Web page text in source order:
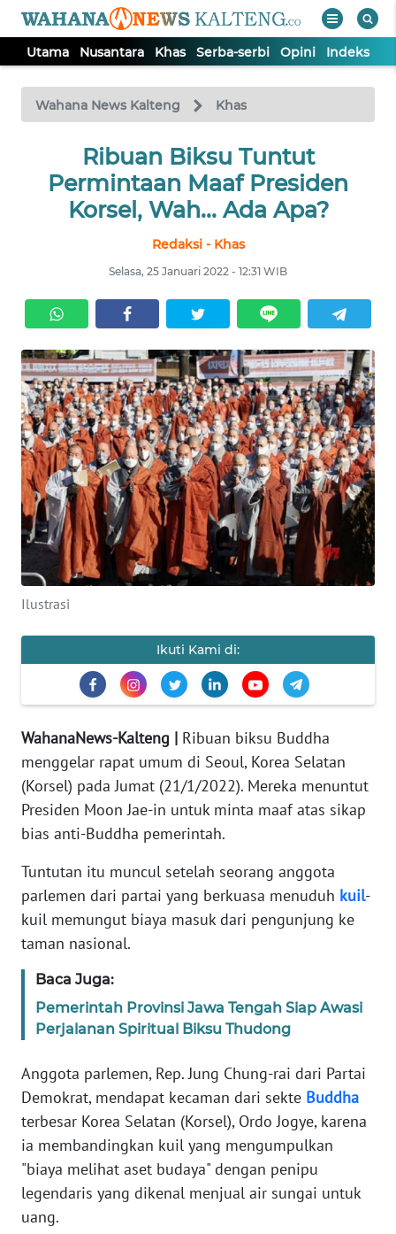
Utama Nusantara Khas Serba-serbi Opini Indeks
Wahana News Kalteng Khas
Ribuan Biksu Tuntut
Permintaan Maaf Presiden
Korsel, Wah... Ada Apa?
Redaksi - Khas
Selasa, 25 Januari 2022 - 12:31 WIB
Ilustrasi
Ikuti Kami di:
WahanaNews-Kalteng | Ribuan biksu Buddha
menggelar rapat umum di Seoul, Korea Selatan
(Korsel) pada Jumat (21/1/2022). Mereka menuntut
Presiden Moon Jae-in untuk minta maaf atas sikap
bias anti-Buddha pemerintah.
Tuntutan itu muncul setelah seorang anggota
parlemen dari partai yang berkuasa menuduh kuil-
kuil memungut biaya masuk dari pengunjung ke
taman nasional.
Baca Juga:
Pemerintah Provinsi Jawa Tengah Siap Awasi
Perjalanan Spiritual Biksu Thudong
Anggota parlemen, Rep. Jung Chung-rai dari Partai
Demokrat, mendapat kecaman dari sekte Buddha
terbesar Korea Selatan (Korsel), Ordo Jogye, karena
ia membandingkan kuil yang mengumpulkan
"biaya melihat aset budaya" dengan penipu
legendaris yang dikenal menjual air sungai untuk
uang.
TV
Tutup
NUSANTARA
SERBA-
SERBI
OPINI
Informasi
INDEKS
BERITA
KONTAK
KAMI
INFO
IKLAN
MEDIA
SIBER
REDAKSI
DISCLAIMER
Wahana
Regional
WN
SUMUT
WN
JAKARTA
WN
JABAR
WN